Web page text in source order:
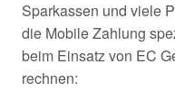
Sparkassen und viele
die Mobile Zahlung
beim Einsatz von EC
rechnen: